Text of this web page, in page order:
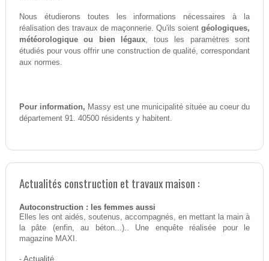
Nous étudierons toutes les informations nécessaires à la
réalisation des travaux de maçonnerie. Qu'ils soientgéologiques,
météorologique ou bien légaux, tous les paramètres sont
étudiés pour vous offrir une construction de qualité, correspondant
aux normes.
Pour information, Massy est une municipalité située au coeur du
département 91. 40500 résidents y habitent.
Actualités construction et travaux maison :
Autoconstruction : les femmes aussi
Elles les ont aidés, soutenus, accompagnés, en mettant la main à
la pâte (enfin, au béton...).. Une enquête réalisée pour le
magazine MAXI.